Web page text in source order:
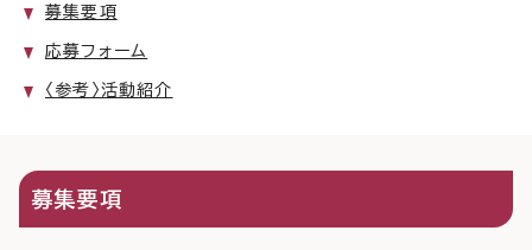
募集要項
応募フォーム
〈参考〉活動紹介
募集要項